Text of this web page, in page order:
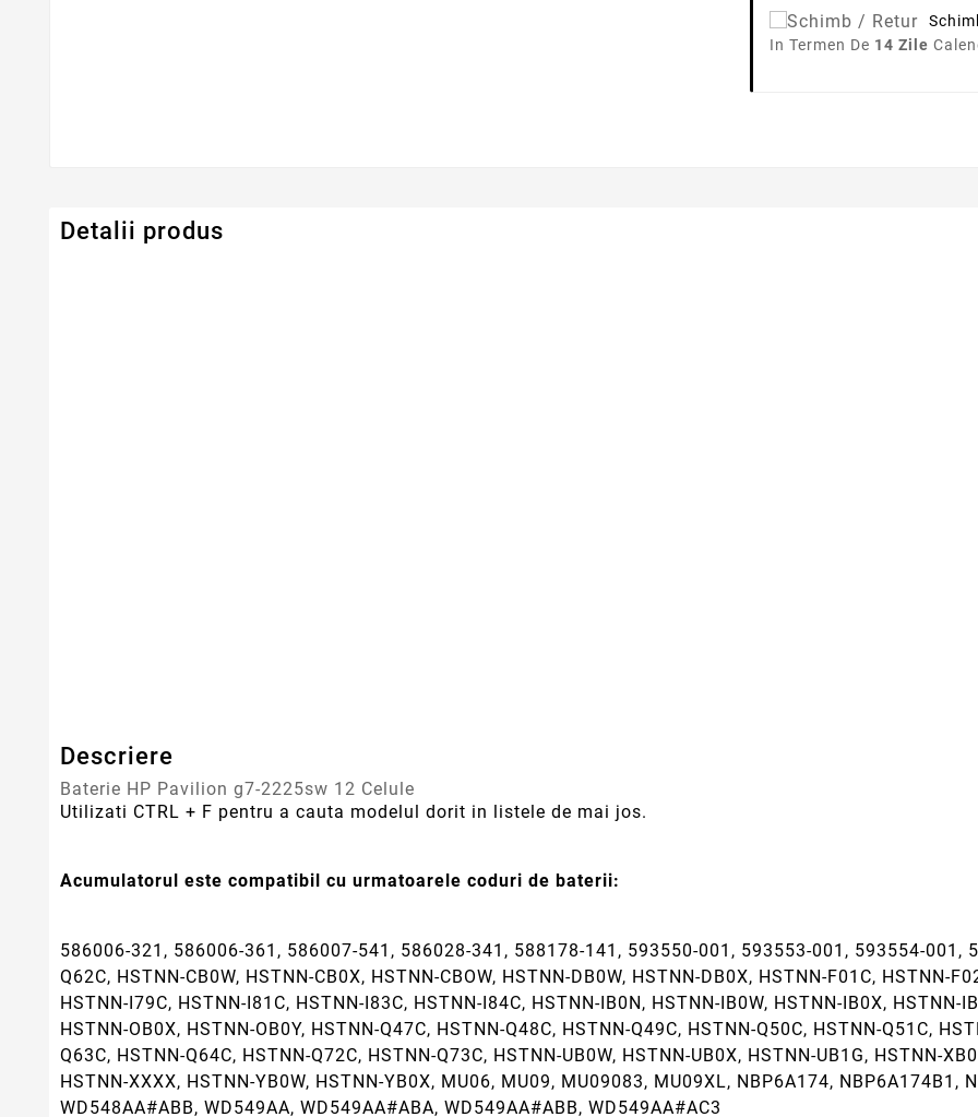
In Termen De 14 Zile
Detalii produs
Descriere
Baterie HP Pavilion g7-2225sw 12 Celule
Utilizati CTRL + F pentru a cauta modelul dorit in listele de mai jos.
Acumulatorul este compatibil cu urmatoarele coduri de baterii:
586006-321, 586006-361, 586007-541, 586028-341, 588178-141, 593550-001, 593553-001, 593554-001,
Q62C, HSTNN-CB0W, HSTNN-CB0X, HSTNN-CBOW, HSTNN-DB0W, HSTNN-DB0X, HSTNN-F01C, HSTNN-
HSTNN-I79C, HSTNN-I81C, HSTNN-I83C, HSTNN-I84C, HSTNN-IB0N, HSTNN-IB0W, HSTNN-IB0X, HSTNN-
HSTNN-OB0X, HSTNN-OB0Y, HSTNN-Q47C, HSTNN-Q48C, HSTNN-Q49C, HSTNN-Q50C, HSTNN-Q51C,
Q63C, HSTNN-Q64C, HSTNN-Q72C, HSTNN-Q73C, HSTNN-UB0W, HSTNN-UB0X, HSTNN-UB1G, HSTNN-
HSTNN-XXXX, HSTNN-YB0W, HSTNN-YB0X, MU06, MU09, MU09083, MU09XL, NBP6A174, NBP6A174B1,
WD548AA#ABB, WD549AA, WD549AA#ABA, WD549AA#ABB, WD549AA#AC3